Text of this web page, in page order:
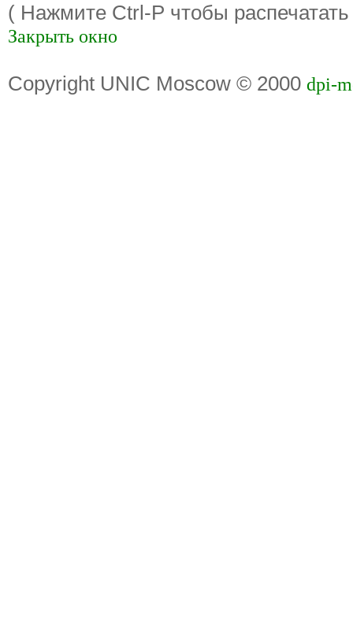
( Нажмите Ctrl-P чтобы
Закрыть окно
Copyright UNIC Moscow © 2000 dpi-